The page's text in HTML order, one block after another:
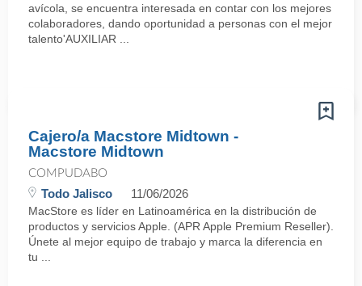
avícola, se encuentra interesada en contar con los mejores
colaboradores, dando oportunidad a personas con el mejor
talento'AUXILIAR ...
Cajero/a Macstore Midtown -
Macstore Midtown
COMPUDABO
Todo Jalisco 11/06/2026
MacStore es líder en Latinoamérica en la distribución de
productos y servicios Apple. (APR Apple Premium Reseller).
Únete al mejor equipo de trabajo y marca la diferencia en
tu ...